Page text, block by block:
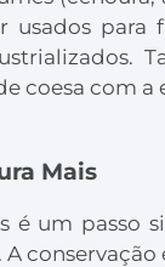
usados
coesa com
Mais
é um passo